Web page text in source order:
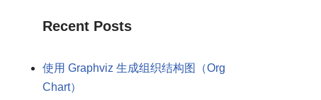
Recent Posts
使用 Graphviz 生成组织结构图（Org
Chart）